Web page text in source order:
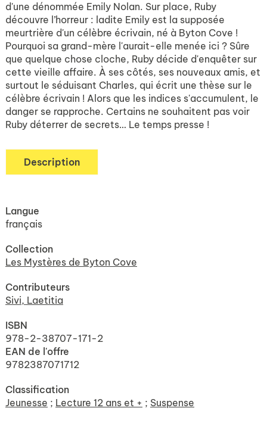
d'une dénommée Emily Nolan. Sur place, Ruby
découvre l’horreur : ladite Emily est la supposée
meurtrière d'un célèbre écrivain, né à Byton Cove !
Pourquoi sa grand-mère l'aurait-elle menée ici ? Sûre
que quelque chose cloche, Ruby décide d'enquêter sur
cette vieille affaire. À ses côtés, ses nouveaux amis, et
surtout le séduisant Charles, qui écrit une thèse sur le
célèbre écrivain ! Alors que les indices s'accumulent, le
danger se rapproche. Certains ne souhaitent pas voir
Ruby déterrer de secrets… Le temps presse !
Description
Langue
français
Collection
Les Mystères de Byton Cove
Contributeurs
Sivi, Laetitia
ISBN
978-2-38707-171-2
EAN de l'offre
9782387071712
Classification
Jeunesse ; Lecture 12 ans et + ; Suspense